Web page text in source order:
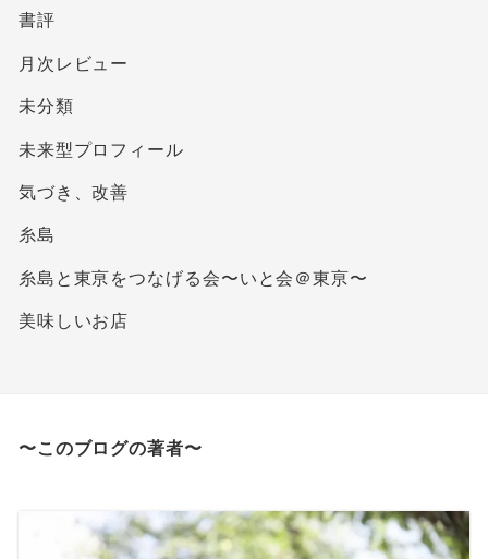
書評
月次レビュー
未分類
未来型プロフィール
気づき、改善
糸島
糸島と東亰をつなげる会〜いと会＠東亰〜
美味しいお店
〜このブログの著者〜